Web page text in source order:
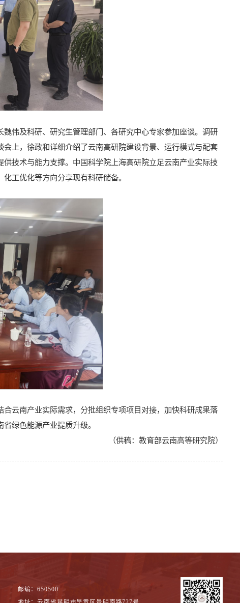
伟及科研、研究生管理部门、各研究中心专家参加座谈。调研
上，徐政和详细介绍了云南高研院建设背景、运行模式与配套
技术与能力支撑。中国科学院上海高研院立足云南产业实际技
工优化等方向分享现有科研储备。
云南产业实际需求，分批组织专项项目对接，加快科研成果落
绿色能源产业提质升级。
（供稿：教育部云南高等研究院）
邮编：650500